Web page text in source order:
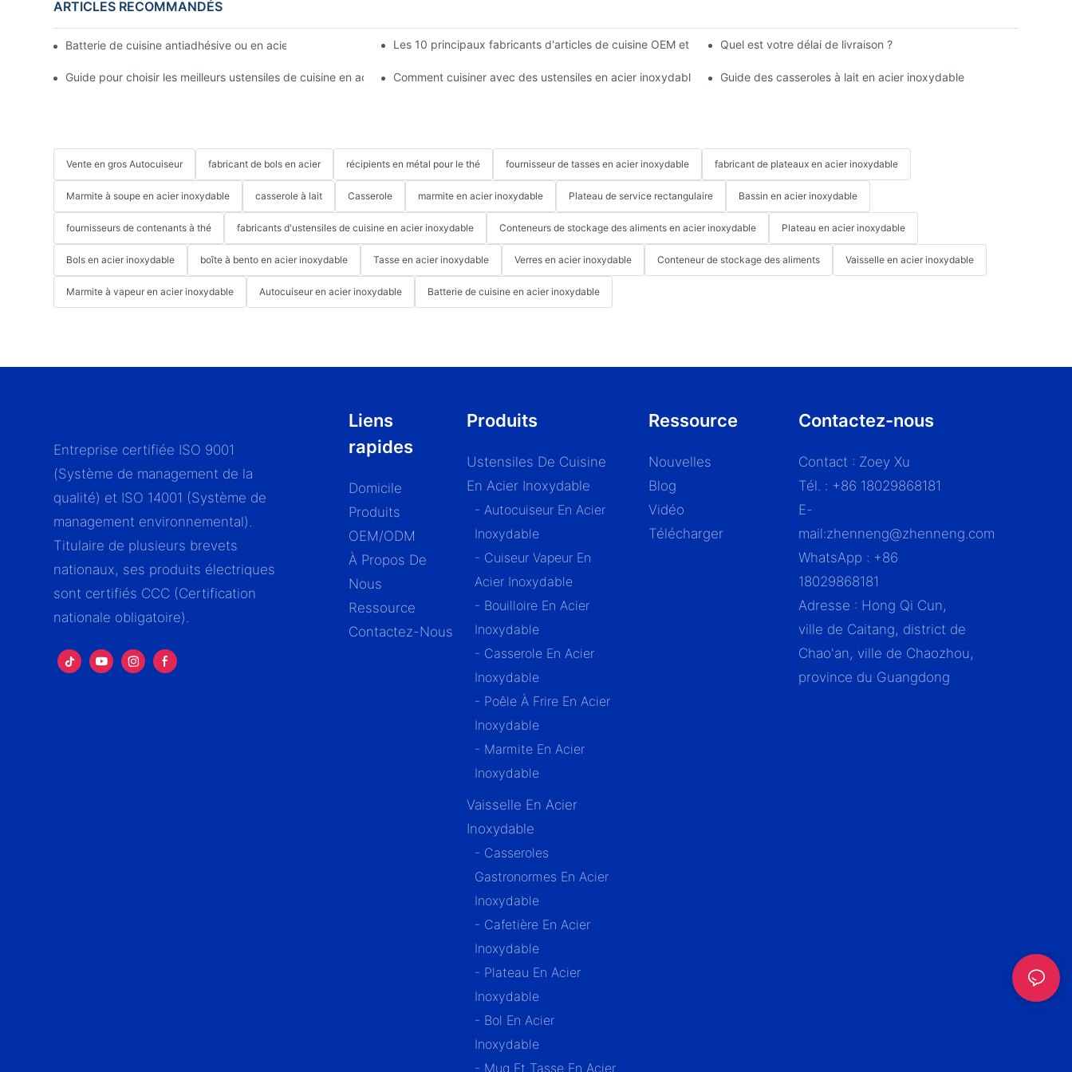
ARTICLES RECOMMANDÉS
Batterie de cuisine antiadhésive ou en acier inoxydable : quelle est la meilleure option ?Les 10 principaux fabricants d'articles de cuisine OEM et ODM en ChineQuel est votre délai de livraison ?
Guide pour choisir les meilleurs ustensiles de cuisine en acier inoxydable : caractéristiques, avantages et conseils d’achat
Comment cuisiner avec des ustensiles en acier inoxydable - Guide du débutantGuide des casseroles à lait en acier inoxydable
Vente en gros Autocuiseur fabricant de bols en acier récipients en métal pour le thé fournisseur de tasses en acier inoxydable fabricant de plateaux en acier inoxydable
Marmite à soupe en acier inoxydable casserole à lait Casserole marmite en acier inoxydable Plateau de service rectangulaire Bassin en acier inoxydable
fournisseurs de contenants à thé fabricants d'ustensiles de cuisine en acier inoxydable Conteneurs de stockage des aliments en acier inoxydable Plateau en acier inoxydable
Bols en acier inoxydable boîte à bento en acier inoxydable Tasse en acier inoxydable Verres en acier inoxydable Conteneur de stockage des aliments Vaisselle en acier inoxydable
Marmite à vapeur en acier inoxydable Autocuiseur en acier inoxydable Batterie de cuisine en acier inoxydable
Entreprise certifiée ISO 9001
(Système de management de la
qualité) et ISO 14001 (Système de
management environnemental).
Titulaire de plusieurs brevets
nationaux, ses produits électriques
sont certifiés CCC (Certification
nationale obligatoire).
Liens
rapides
Domicile
Produits
OEM/ODM
À Propos De
Nous
Ressource
Contactez-Nous
Produits
Ustensiles De Cuisine
En Acier Inoxydable
- Autocuiseur En Acier
Inoxydable
- Cuiseur Vapeur En
Acier Inoxydable
- Bouilloire En Acier
Inoxydable
- Casserole En Acier
Inoxydable
- Poêle À Frire En Acier
Inoxydable
- Marmite En Acier
Inoxydable
Vaisselle En Acier
Inoxydable
- Casseroles
Gastronormes En Acier
Inoxydable
- Cafetière En Acier
Inoxydable
- Plateau En Acier
Inoxydable
- Bol En Acier
Inoxydable
- Mug Et Tasse En Acier
Ressource
Nouvelles
Blog
Vidéo
Télécharger
Contactez-nous
Contact : Zoey Xu
Tél. : +86 18029868181
E-
mail:zhenneng@zhenneng.com
WhatsApp : +86
18029868181
Adresse : Hong Qi Cun,
ville de Caitang, district de
Chao'an, ville de Chaozhou,
province du Guangdong